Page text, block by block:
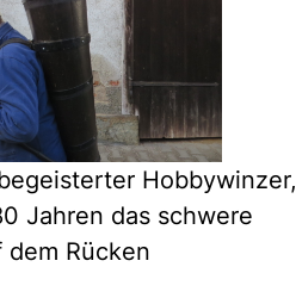
Hobbywinzer,
Jahren das schwere
Rücken